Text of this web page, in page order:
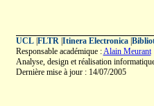
UCL| FLTR| Itinera Electronica|
Responsable académique :Alain Meurant
Analyse, design et réalisation
Dernière mise à jour : 14/07/2005